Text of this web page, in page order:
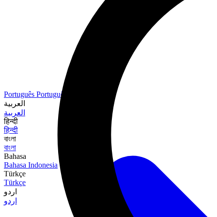
Português Português (Brasil)
العربية
العربية
हिन्दी
हिन्दी
বাংলা
বাংলা
Bahasa
Bahasa Indonesia
Türkçe
Türkçe
اردو
اردو